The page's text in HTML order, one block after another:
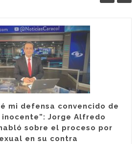
mi defensa convencido de
inocente”: Jorge Alfredo
sobre el proceso por
en su contra